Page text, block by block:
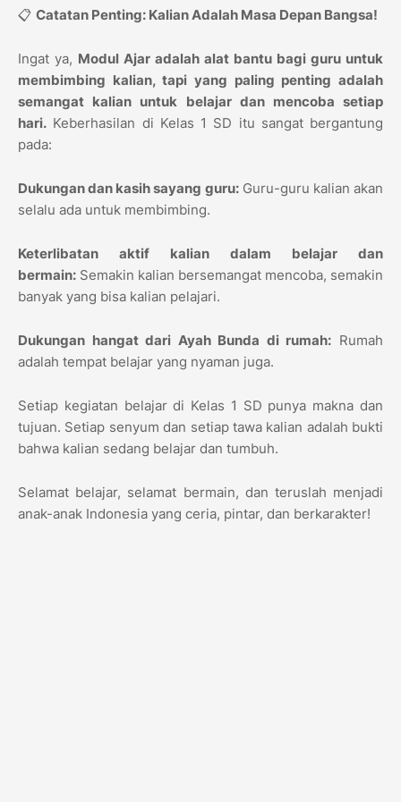
📋 Catatan Penting: Kalian Adalah Masa Depan Bangsa!
Ingat ya, Modul Ajar adalah alat bantu bagi guru untuk
membimbing kalian, tapi yang paling penting adalah
semangat kalian untuk belajar dan mencoba setiap
hari. Keberhasilan di Kelas 1 SD itu sangat bergantung
pada:
Dukungan dan kasih sayang guru:Guru-guru kalian akan
selalu ada untuk membimbing.
Keterlibatan aktif kalian dalam belajar dan
bermain: Semakin kalian bersemangat mencoba, semakin
banyak yang bisa kalian pelajari.
Dukungan hangat dari Ayah Bunda di rumah: Rumah
adalah tempat belajar yang nyaman juga.
Setiap kegiatan belajar di Kelas 1 SD punya makna dan
tujuan. Setiap senyum dan setiap tawa kalian adalah bukti
bahwa kalian sedang belajar dan tumbuh.
Selamat belajar, selamat bermain, dan teruslah menjadi
anak-anak Indonesia yang ceria, pintar, dan berkarakter!